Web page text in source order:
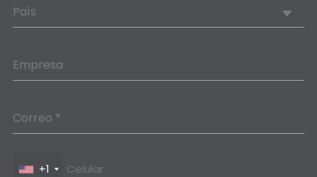
País
Empresa
Correo *
+1